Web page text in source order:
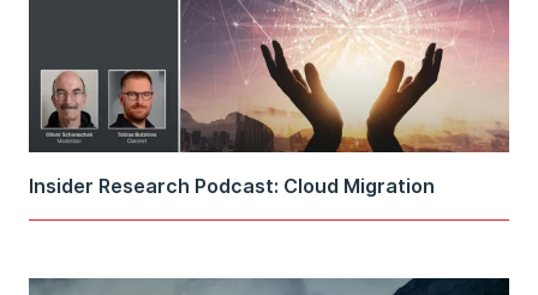
Insider Research Podcast: Cloud Migration